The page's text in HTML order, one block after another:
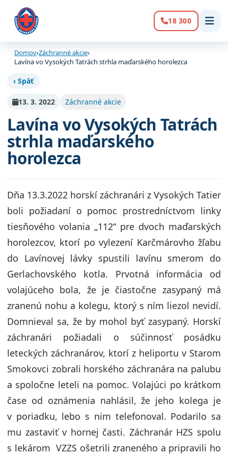
Volanie:
18 300
Domov›Záchranné akcie›
Lavína vo Vysokých Tatrách strhla maďarského horolezca
‹ Späť
13. 3. 2022 Záchranné akcie
Lavína vo Vysokých Tatrách
strhla maďarského
horolezca
Dňa 13.3.2022 horskí záchranári z Vysokých Tatier
boli požiadaní o pomoc prostredníctvom linky
tiesňového volania „112“ pre dvoch maďarských
horolezcov, ktorí po vylezení Karčmárovho žľabu
do Lavínovej lávky spustili lavínu smerom do
Gerlachovského kotla. Prvotná informácia od
volajúceho bola, že je čiastočne zasypaný má
zranenú nohu a kolegu, ktorý s ním liezol nevidí.
Domnieval sa, že by mohol byť zasypaný. Horskí
záchranári požiadali o súčinnosť posádku
leteckých záchranárov, ktorí z heliportu v Starom
Smokovci zobrali horského záchranára na palubu
a spoločne leteli na pomoc. Volajúci po krátkom
čase od oznámenia nahlásil, že jeho kolega je
v poriadku, lebo s nim telefonoval. Podarilo sa
mu zastaviť v hornej časti. Záchranár HZS spolu
s lekárom VZZS ošetrili zraneného a pripravili ho